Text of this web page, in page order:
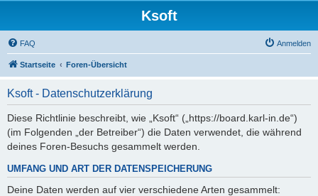
Ksoft
FAQ Anmelden
Startseite Foren-Übersicht
Ksoft - Datenschutzerklärung
Diese Richtlinie beschreibt, wie „Ksoft“ („https://board.karl-in.de“)
(im Folgenden „der Betreiber“) die Daten verwendet, die während
deines Foren-Besuchs gesammelt werden.
UMFANG UND ART DER DATENSPEICHERUNG
Deine Daten werden auf vier verschiedene Arten gesammelt: